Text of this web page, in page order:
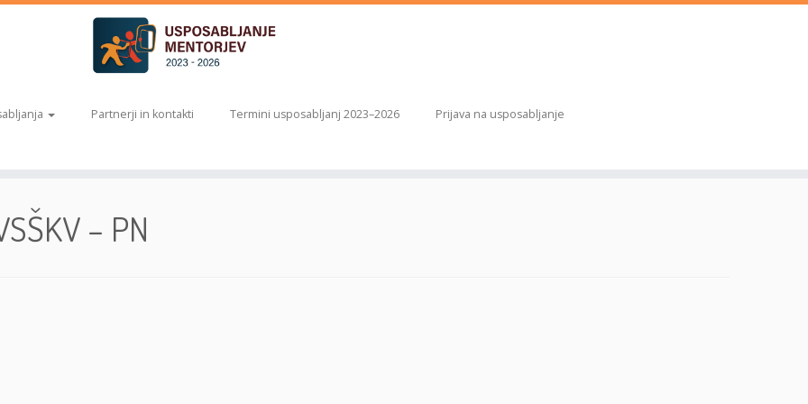
Partnerji in kontakti Termini usposabljanj 2023–2026
Prijava na usposabljanje
– PN